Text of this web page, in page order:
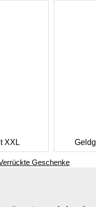
XXL
Geschenke